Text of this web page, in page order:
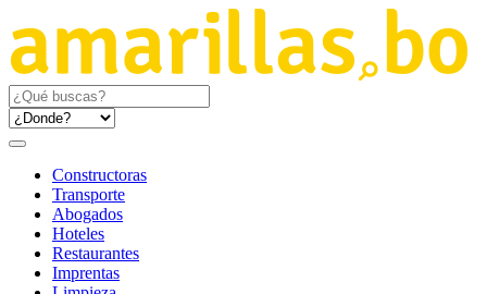
Constructoras
Transporte
Abogados
Hoteles
Restaurantes
Imprentas